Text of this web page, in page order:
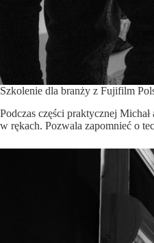
Szkolenie dla branży z Fujifilm
Podczas części praktycznej
w rękach. Pozwala zapomnieć o